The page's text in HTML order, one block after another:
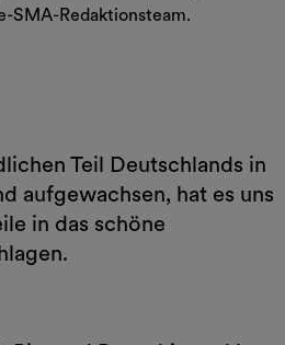
SMA-Redaktionsteam.
Teil Deutschlands in
aufgewachsen, hat es uns
in das schöne